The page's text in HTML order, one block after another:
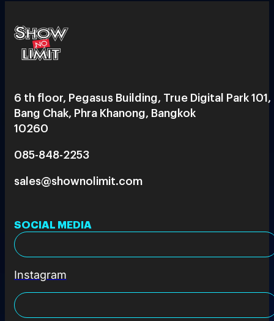
6 th floor, Pegasus Building, True Digital Park 101,
Bang Chak, Phra Khanong, Bangkok
10260
085-848-2253
sales@shownolimit.com
SOCIAL MEDIA
Instagram